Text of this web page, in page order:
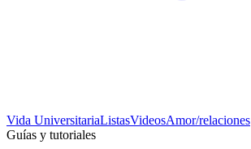
Vida UniversitariaListasVideosAmor/relaciones
Guías y tutoriales